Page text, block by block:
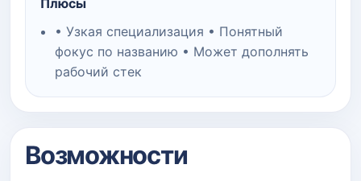
• Узкая специализация • Понятный
фокус по названию • Может дополнять
рабочий стек
Возможности